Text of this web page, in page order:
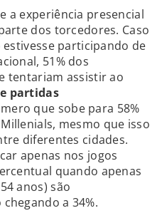
a experiência presencial
dos torcedores. Caso
participando de
51% dos
tentariam assistir ao
partidas
que sobe para 58%
mesmo que isso
diferentes cidades.
apenas nos jogos
quando apenas
anos) são
a 34%.